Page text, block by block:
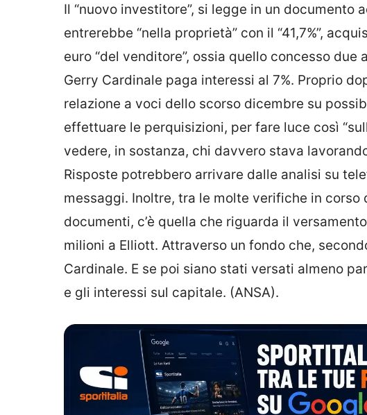
Il “nuovo investitore”, si legge in un documento
entrerebbe “nella proprietà” con il “41,7%”,
euro “del venditore”, ossia quello concesso
Gerry Cardinale paga interessi al 7%. Proprio
relazione a voci dello scorso dicembre su
effettuare le perquisizioni, per fare luce così
vedere, in sostanza, chi davvero stava
Risposte potrebbero arrivare dalle analisi su
messaggi. Inoltre, tra le molte verifiche in
documenti, c’è quella che riguarda il
milioni a Elliott. Attraverso un fondo che,
Cardinale. E se poi siano stati versati almeno
e gli interessi sul capitale. (ANSA).